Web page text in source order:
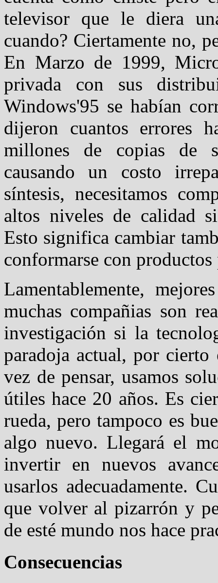
televisor que le diera
cuando? Ciertamente no,
En Marzo de 1999,
privada con sus
Windows'95 se habían
dijeron cuantos errores
millones de copias de
causando un costo
síntesis, necesitamos
altos niveles de calidad
Esto significa cambiar
conformarse con
Lamentablemente,
muchas compañias son
investigación si la
paradoja actual, por
vez de pensar, usamos
útiles hace 20 años. Es
rueda, pero tampoco es
algo nuevo. Llegará el
invertir en nuevos
usarlos adecuadamente.
que volver al pizarrón y
de esté mundo nos hace
Consecuencias